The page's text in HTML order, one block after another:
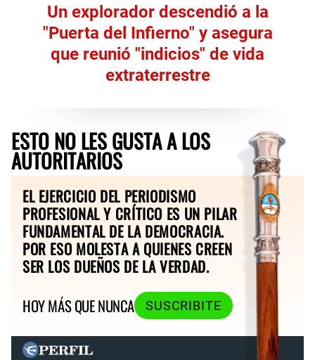
Un explorador descendió a la
"Puerta del Infierno" y asegura
que reunió "indicios" de vida
extraterrestre
ESTO NO LES GUSTA A LOS
AUTORITARIOS
EL EJERCICIO DEL PERIODISMO
PROFESIONAL Y CRÍTICO ES UN PILAR
FUNDAMENTAL DE LA DEMOCRACIA.
POR ESO MOLESTA A QUIENES CREEN
SER LOS DUEÑOS DE LA VERDAD.
HOY MÁS QUE NUNCA
SUSCRIBITE